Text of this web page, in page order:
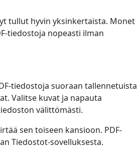
tullut hyvin yksinkertaista. Monet
tiedostoja nopeasti ilman
tiedostoja suoraan tallennetuista
Valitse kuvat ja napauta
välittömästi.
sen toiseen kansioon. PDF-
Tiedostot-sovelluksesta.